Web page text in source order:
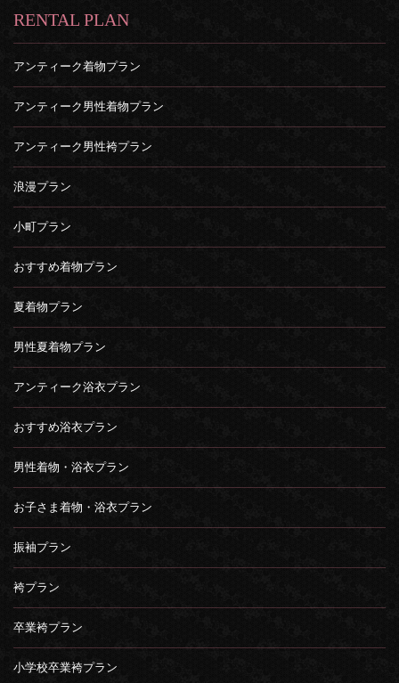
RENTAL PLAN
アンティーク着物プラン
アンティーク男性着物プラン
アンティーク男性袴プラン
浪漫プラン
小町プラン
おすすめ着物プラン
夏着物プラン
男性夏着物プラン
アンティーク浴衣プラン
おすすめ浴衣プラン
男性着物・浴衣プラン
お子さま着物・浴衣プラン
振袖プラン
袴プラン
卒業袴プラン
小学校卒業袴プラン